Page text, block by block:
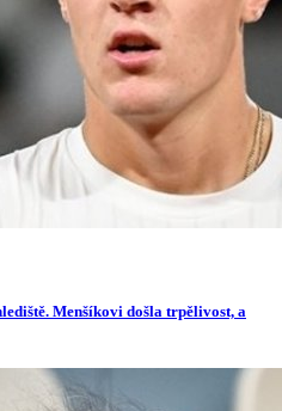
Menšíkovi došla trpělivost, a